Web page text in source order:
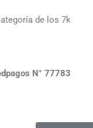
de los 7k
N° 77783